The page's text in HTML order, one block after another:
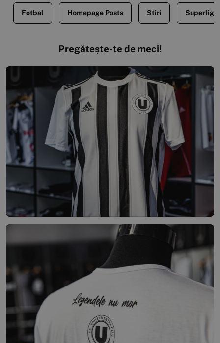
Fotbal Homepage Posts Stiri Superliga
Pregătește-te de meci!